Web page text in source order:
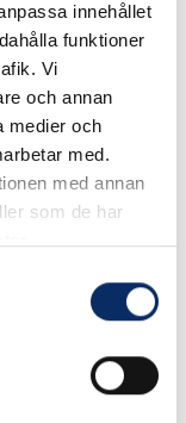
innehållet
funktioner
Vi
och annan
medier och
med.
med annan
som de har
59kr
i varukorg
expand_more